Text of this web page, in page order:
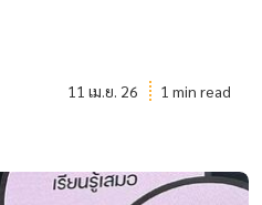
11 เม.ย. 26 1 min read